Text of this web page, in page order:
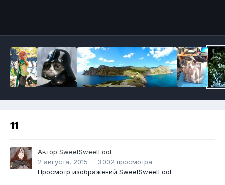
11
Автор SweetSweetLoot
2 августа, 2015
3 002 просмотра
Просмотр изображений SweetSweetLoot